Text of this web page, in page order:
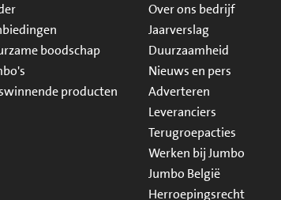
boodschap
producten
Over ons bedrijf
Jaarverslag
Duurzaamheid
Nieuws en pers
Adverteren
Leveranciers
Terugroepacties
Werken bij Jumbo
Jumbo België
Herroepingsrecht